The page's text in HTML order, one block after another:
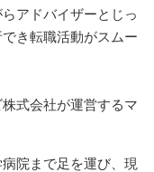
アドバイザーとじっ
き転職活動がスムー
株式会社が運営するマ
院まで足を運び、現